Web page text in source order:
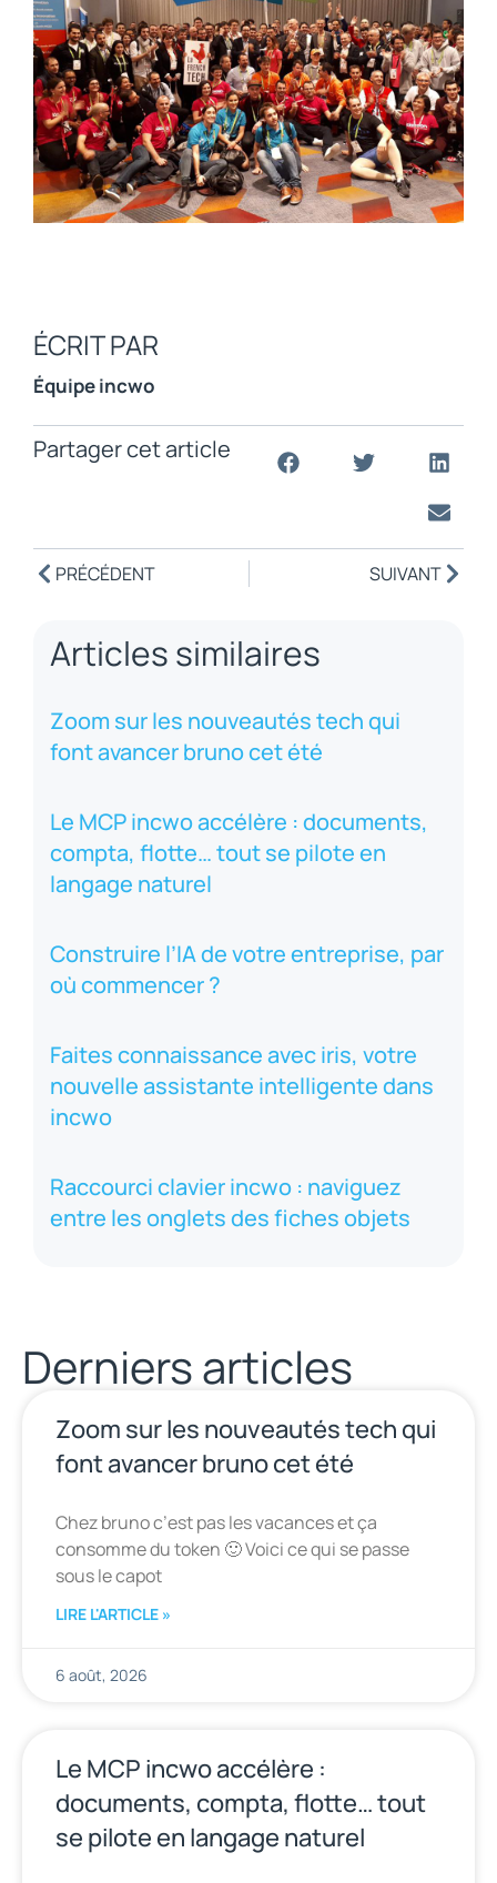
Articles similaires
Zoom sur les nouveautés tech qui
font avancer bruno cet été
Le MCP incwo accélère : documents,
compta, flotte… tout se pilote en
langage naturel
Construire l’IA de votre entreprise, par
où commencer ?
Faites connaissance avec iris, votre
nouvelle assistante intelligente dans
incwo
Raccourci clavier incwo : naviguez
entre les onglets des fiches objets
ÉCRIT PAR
Équipe incwo
Partager cet article
PRÉCÉDENT SUIVANT
Derniers articles
Zoom sur les nouveautés tech qui
font avancer bruno cet été
Chez bruno c’est pas les vacances et ça
consomme du token 🙂 Voici ce qui se passe
sous le capot
LIRE L'ARTICLE »
6 août, 2026
Le MCP incwo accélère :
documents, compta, flotte… tout
se pilote en langage naturel